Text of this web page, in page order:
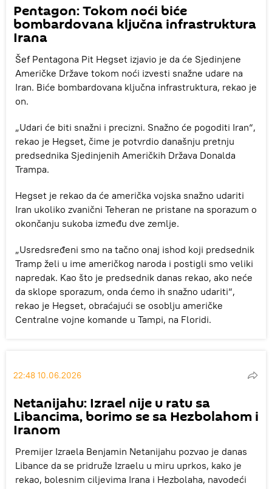
Pentagon: Tokom noći biće
bombardovana ključna infrastruktura
Irana
Šef Pentagona Pit Hegset izjavio je da će Sjedinjene
Američke Države tokom noći izvesti snažne udare na
Iran. Biće bombardovana ključna infrastruktura, rekao je
on.
„Udari će biti snažni i precizni. Snažno će pogoditi Iran“,
rekao je Hegset, čime je potvrdio današnju pretnju
predsednika Sjedinjenih Američkih Država Donalda
Trampa.
Hegset je rekao da će američka vojska snažno udariti
Iran ukoliko zvanični Teheran ne pristane na sporazum o
okončanju sukoba između dve zemlje.
„Usredsređeni smo na tačno onaj ishod koji predsednik
Tramp želi u ime američkog naroda i postigli smo veliki
napredak. Kao što je predsednik danas rekao, ako neće
da sklope sporazum, onda ćemo ih snažno udariti“,
rekao je Hegset, obraćajući se osoblju američke
Centralne vojne komande u Tampi, na Floridi.
22:48 10.06.2026
Netanijahu: Izrael nije u ratu sa
Libancima, borimo se sa Hezbolahom i
Iranom
Premijer Izraela Benjamin Netanijahu pozvao je danas
Libance da se pridruže Izraelu u miru uprkos, kako je
rekao, bolesnim ciljevima Irana i Hezbolaha, navodeći